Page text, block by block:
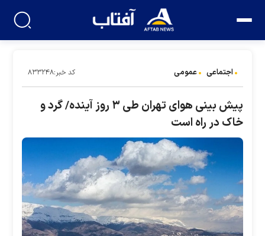
اجتماعی عمومی کد خبر:۸۳۳۲۴۸
پیش بینی هوای تهران طی ۳ روز آینده/ گرد و
خاک در راه است